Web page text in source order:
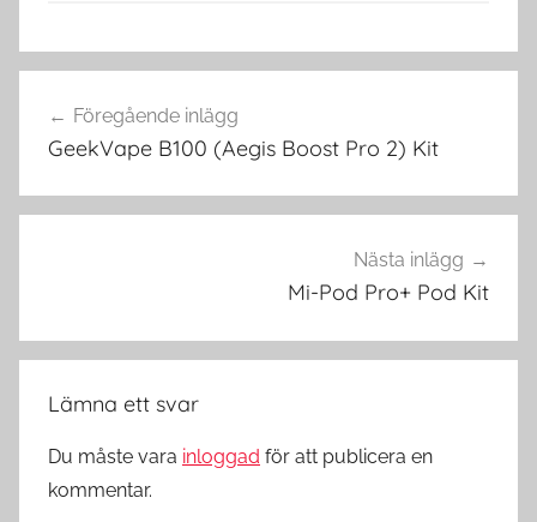
V
e
i
e
Föregående inlägg
GeekVape B100 (Aegis Boost Pro 2) Kit
Nästa inlägg
Mi-Pod Pro+ Pod Kit
Lämna ett svar
Du måste vara inloggad för att publicera en
kommentar.